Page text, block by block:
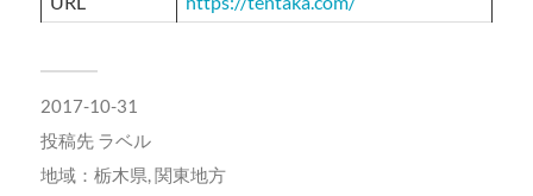
2017-10-31
投稿先 ラベル
地域： 栃木県, 関東地方